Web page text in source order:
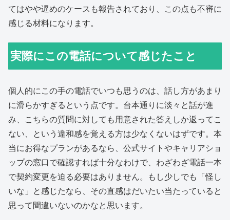
てはやや遅めのケースも報告されており、この点も不審に
感じる材料になります。
実際にこの電話について感じたこと
個人的にこの手の電話でいつも思うのは、話し方があまり
に滑らかすぎるという点です。台本通りに淡々と話が進
み、こちらの質問に対しても用意された答えしか返ってこ
ない、という違和感を覚える方は少なくないはずです。本
当にお得なプランがあるなら、公式サイトやキャリアショ
ップの窓口で確認すれば十分なわけで、わざわざ電話一本
で契約変更を迫る必要はありません。もし少しでも「怪し
いな」と感じたなら、その直感はだいたい当たっていると
思って間違いないのかなと思います。